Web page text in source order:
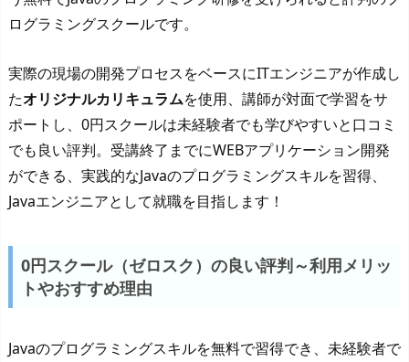
ログラミングスクールです。
実際の現場の開発プロセスをベースにITエンジニアが作成し
たオリジナルカリキュラムを使用、講師が対面で学習をサ
ポートし、0円スクールは未経験者でも学びやすいと口コミ
でも良い評判。受講終了までにWEBアプリケーション開発
ができる、実践的なJavaのプログラミングスキルを習得、
Javaエンジニアとして就職を目指します！
0円スクール（ゼロスク）の良い評判～利用メリッ
トやおすすめ理由
Javaのプログラミングスキルを無料で習得でき、未経験者で